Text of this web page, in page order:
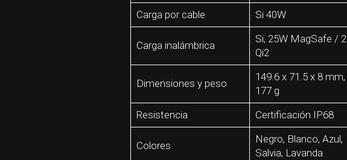
Carga por cable
Si 40W
Carga inalámbrica
Si, 25W MagSafe /
Qi2
Dimensiones y peso
149.6 x 71.5 x 8 mm,
177 g
Resistencia
Certificación IP68
Colores
Negro, Blanco, Azul,
Salvia, Lavanda